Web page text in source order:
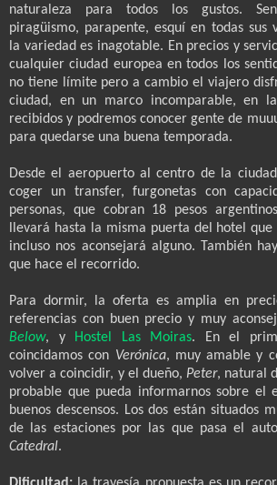
naturaleza para todos los gustos.
piragüismo, parapente, esquí en todas sus
la variedad es inagotable. En precios y
cualquier ciudad europea en todos los
no tiene límite pero a cambio el viajero
ciudad, en un marco incomparable, en
recibidos y podremos conocer gente de
para quedarse una buena temporada.
Desde el aeropuerto al centro de la
coger un transfer, furgonetas con
personas, que cobran 18 pesos
llevará hasta la misma puerta del hotel que
incluso nos aconsejará alguno. También
que hace el recorrido.
Para dormir, la oferta es amplia en
referencias con buen precio y muy
Below, y Hostel Las Moiras. En el
coincidamos con Verónica, muy amable y
volver a coincidir, y el dueño, Peter, natural
probable que pueda informarnos sobre el
buenos descensos. Los dos están situados
de las estaciones por las que pasa el
Catedral.